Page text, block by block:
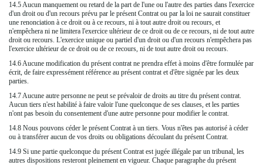
14.5 Aucun manquement ou retard de la part de l'une ou l'autre des parties dans l'exercice
d'un droit ou d'un recours prévu par le présent Contrat ou par la loi ne saurait constituer
une renonciation à ce droit ou à ce recours, ni à tout autre droit ou recours, et
n'empêchera ni ne limitera l'exercice ultérieur de ce droit ou de ce recours, ni de tout autre
droit ou recours. L'exercice unique ou partiel d'un droit ou d'un recours n'empêchera pas
l'exercice ultérieur de ce droit ou de ce recours, ni de tout autre droit ou recours.
14.6 Aucune modification du présent contrat ne prendra effet à moins d'être formulée par
écrit, de faire expressément référence au présent contrat et d'être signée par les deux
parties.
14.7 Aucune autre personne ne peut se prévaloir de droits au titre du présent contrat.
Aucun tiers n'est habilité à faire valoir l'une quelconque de ses clauses, et les parties
n'ont pas besoin du consentement d'une autre personne pour modifier le contrat.
14.8 Nous pouvons céder le présent Contrat à un tiers. Vous n'êtes pas autorisé à céder
ou à transférer aucun de vos droits ou obligations découlant du présent Contrat.
14.9 Si une partie quelconque du présent Contrat est jugée illégale par un tribunal, les
autres dispositions resteront pleinement en vigueur. Chaque paragraphe du présent